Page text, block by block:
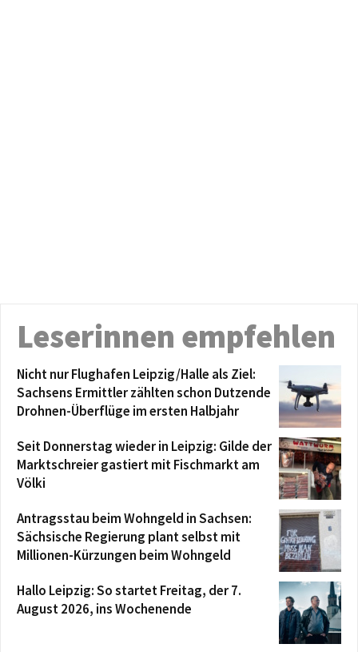
Leserinnen empfehlen
Nicht nur Flughafen Leipzig/Halle als Ziel:
Sachsens Ermittler zählten schon Dutzende
Drohnen-Überflüge im ersten Halbjahr
Seit Donnerstag wieder in Leipzig: Gilde der
Marktschreier gastiert mit Fischmarkt am
Völki
Antragsstau beim Wohngeld in Sachsen:
Sächsische Regierung plant selbst mit
Millionen-Kürzungen beim Wohngeld
Hallo Leipzig: So startet Freitag, der 7.
August 2026, ins Wochenende